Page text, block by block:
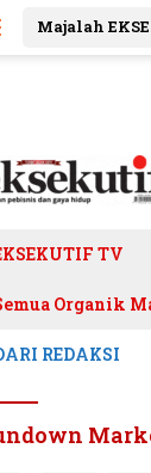
Majalah
TV
Organik
REDAKSI